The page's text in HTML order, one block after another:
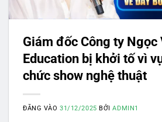
Giám đốc Công ty Ngọc
Education bị khởi tố vì
chức show nghệ thuật
ĐĂNG VÀO31/12/2025 BỞIADMIN1